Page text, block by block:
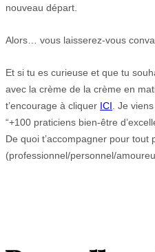
nouveau départ.
Alors… vous laisserez-vous
Et si tu es curieuse et que tu
avec la crème de la crème en
t’encourage à cliquer ICI . Je
“+100 praticiens bien-être
De quoi t’accompagner pour tout
(professionnel/personnel/